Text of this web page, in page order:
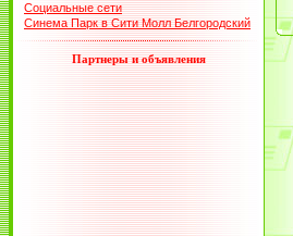
Социальные сети
Синема Парк в Сити Молл Белгородский
Партнеры и объявления